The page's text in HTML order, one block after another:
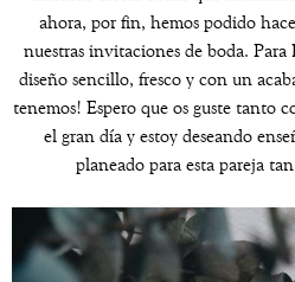
ahora, por fin, hemos podido
nuestras invitaciones de boda. Para
diseño sencillo, fresco y con un
tenemos! Espero que os guste tanto
el gran día y estoy deseando
planeado para esta pareja